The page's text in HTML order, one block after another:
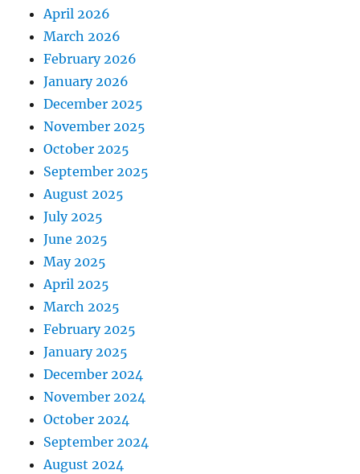
April 2026
March 2026
February 2026
January 2026
December 2025
November 2025
October 2025
September 2025
August 2025
July 2025
June 2025
May 2025
April 2025
March 2025
February 2025
January 2025
December 2024
November 2024
October 2024
September 2024
August 2024